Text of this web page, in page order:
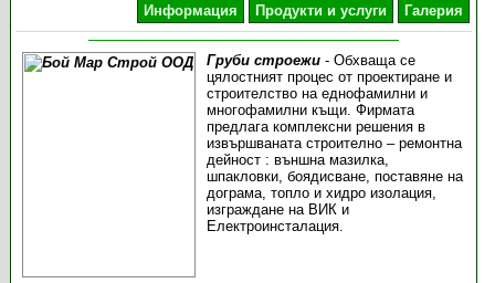
Информация Продукти и услуги Галерия
Груби строежи- Обхваща се
цялостният процес от проектиране и
строителство на еднофамилни и
многофамилни къщи. Фирмата
предлага комплексни решения в
извършваната строително – ремонтна
дейност : външна мазилка,
шпакловки, боядисване, поставяне на
дограма, топло и хидро изолация,
изграждане на ВИК и
Електроинсталация.